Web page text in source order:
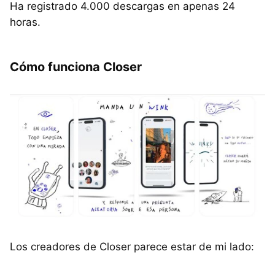
Ha registrado 4.000 descargas en apenas 24
horas.
Cómo funciona Closer
Los creadores de Closer parece estar de mi lado: